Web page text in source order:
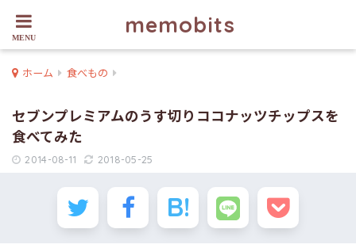
memobits
ホーム 食べもの
セブンプレミアムのうす切りココナッツチップスを
食べてみた
2014-08-11 2018-05-25